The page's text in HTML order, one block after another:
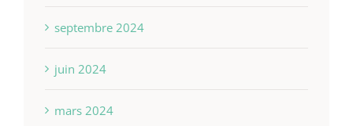
septembre 2024
juin 2024
mars 2024